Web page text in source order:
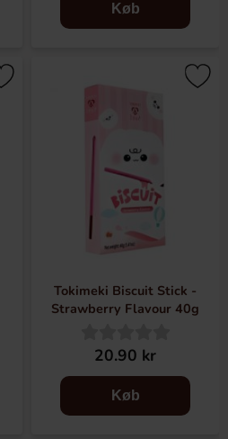
Køb
Tokimeki Biscuit Stick -
Strawberry Flavour 40g
20.90 kr
Køb